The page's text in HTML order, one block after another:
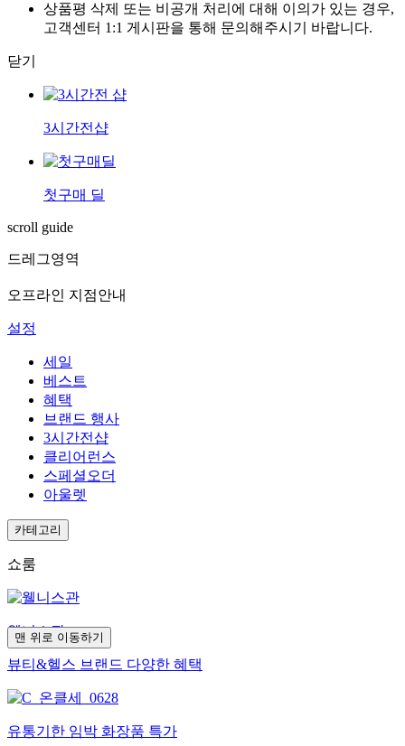
맨 위로 이동하기
상품평 삭제 또는 비공개 처리에 대해 이의가 있는 경우,
고객센터 1:1 게시판을 통해 문의해주시기 바랍니다.
닫기
3시간전샵
첫구매 딜
scroll guide
드레그영역
오프라인 지점안내
설정
세일
베스트
혜택
브랜드 행사
3시간전샵
클리어런스
스페셜오더
아울렛
카테고리
쇼룸
웰니스관
뷰티&헬스 브랜드 다양한 혜택
유통기한 임박 화장품 특가